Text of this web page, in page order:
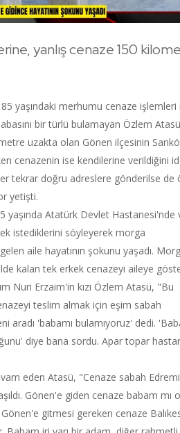
yanlış cenaze 150
yaşındaki merhumu cenaze işlemleri
bir türlü bulamayan Özlem
uzakta olan Gönen ilçesinin
cenazenin ise kendilerine verildiğini
tekrar doğru adreslere gönderilse de
yetişti.
yaşında Atatürk Devlet Hastanesi'nde
istediklerini söyleyerek morga
aile hayatının şokunu yaşadı.
kalan tek erkek cenazeyi aileye
Nuri Erzaim'in kızı Özlem Atasü, "Bu
teslim almak için eşim sabah
aradı 'babamı bulamıyoruz' dedi.
diye bana sordu. Apar topar
eden Atasü, "Cenaze sabah
Gönen'e giden cenaze babam mı
gitmesi gereken cenaze